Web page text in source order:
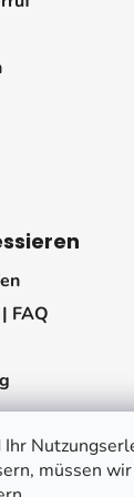
müssen
FAQ